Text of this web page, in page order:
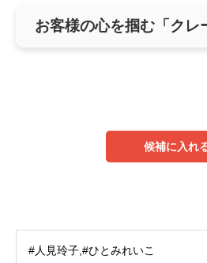
お客様の心を掴む「クレ
候補に入れ
#人見玲子,#ひとみれいこ